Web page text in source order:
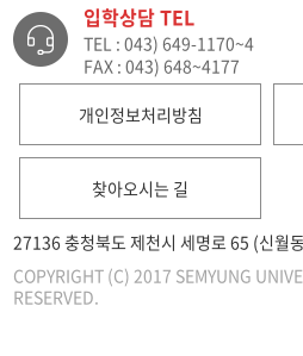
입학상담 TEL
TEL : 043) 649-1170~4
FAX : 043) 648~4177
개인정보처리방침
찾아오시는 길
27136 충청북도 제천시 세명로 65 (신월
COPYRIGHT (C) 2017 SEMYUNG
RESERVED.